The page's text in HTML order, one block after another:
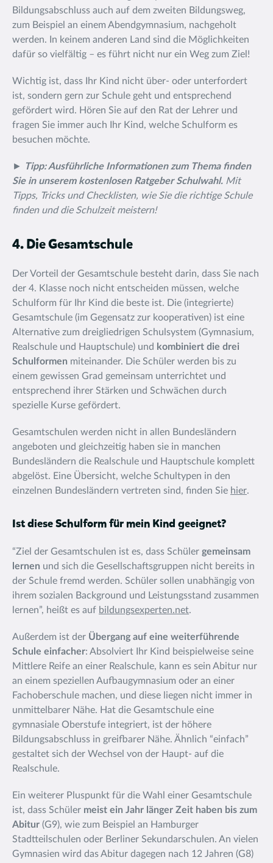
Bildungsabschluss auch auf dem zweiten Bildungsweg,
zum Beispiel an einem Abendgymnasium, nachgeholt
werden. In keinem anderen Land sind die Möglichkeiten
dafür so vielfältig – es führt nicht nur ein Weg zum Ziel!
Wichtig ist, dass Ihr Kind nicht über- oder unterfordert
ist, sondern gern zur Schule geht und entsprechend
gefördert wird. Hören Sie auf den Rat der Lehrer und
fragen Sie immer auch Ihr Kind, welche Schulform es
besuchen möchte.
►
Tipp: Ausführliche Informationen zum Thema finden
Sie in unserem kostenlosen Ratgeber Schulwahl. Mit
Tipps, Tricks und Checklisten, wie Sie die richtige Schule
finden und die Schulzeit meistern!
4. Die Gesamtschule
Der Vorteil der Gesamtschule besteht darin, dass Sie nach
der 4. Klasse noch nicht entscheiden müssen, welche
Schulform für Ihr Kind die beste ist. Die (integrierte)
Gesamtschule (im Gegensatz zur kooperativen) ist eine
Alternative zum dreigliedrigen Schulsystem (Gymnasium,
Realschule und Hauptschule) und kombiniert die drei
Schulformen miteinander. Die Schüler werden bis zu
einem gewissen Grad gemeinsam unterrichtet und
entsprechend ihrer Stärken und Schwächen durch
spezielle Kurse gefördert.
Gesamtschulen werden nicht in allen Bundesländern
angeboten und gleichzeitig haben sie in manchen
Bundesländern die Realschule und Hauptschule komplett
abgelöst. Eine Übersicht, welche Schultypen in den
einzelnen Bundesländern vertreten sind, finden Sie hier.
Ist diese Schulform für mein Kind geeignet?
“Ziel der Gesamtschulen ist es, dass Schüler gemeinsam
lernen und sich die Gesellschaftsgruppen nicht bereits in
der Schule fremd werden. Schüler sollen unabhängig von
ihrem sozialen Background und Leistungsstand zusammen
lernen”, heißt es auf bildungsexperten.net.
Außerdem ist der Übergang auf eine weiterführende
Schule einfacher: Absolviert Ihr Kind beispielweise seine
Mittlere Reife an einer Realschule, kann es sein Abitur nur
an einem speziellen Aufbaugymnasium oder an einer
Fachoberschule machen, und diese liegen nicht immer in
unmittelbarer Nähe. Hat die Gesamtschule eine
gymnasiale Oberstufe integriert, ist der höhere
Bildungsabschluss in greifbarer Nähe. Ähnlich “einfach”
gestaltet sich der Wechsel von der Haupt- auf die
Realschule.
Ein weiterer Pluspunkt für die Wahl einer Gesamtschule
ist, dass Schüler meist ein Jahr länger Zeit haben bis zum
Abitur (G9), wie zum Beispiel an Hamburger
Stadtteilschulen oder Berliner Sekundarschulen. An vielen
Gymnasien wird das Abitur dagegen nach 12 Jahren (G8)